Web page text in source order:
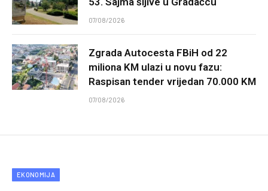
07/08/2026
Zgrada Autocesta FBiH od 22
miliona KM ulazi u novu fazu:
Raspisan tender vrijedan 70.000 KM
07/08/2026
EKONOMIJA